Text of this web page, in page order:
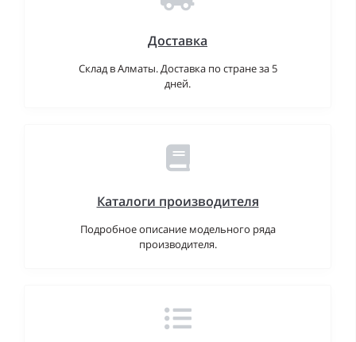
Доставка
Склад в Алматы. Доставка по стране за 5
дней.
Каталоги производителя
Подробное описание модельного ряда
производителя.